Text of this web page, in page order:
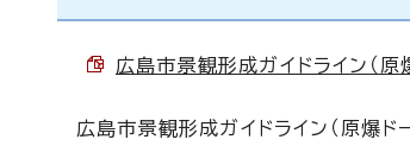
広島市景観形成ガイドライン（
広島市景観形成ガイドライン（原爆ド